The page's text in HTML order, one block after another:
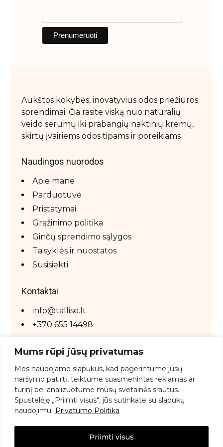
Mums rūpi jūsų privatumas
Mes naudojame slapukus, kad pagerintume jūsų
naršymo patirtį, teiktume suasmenintas reklamas ar
turinį bei analizuotume mūsų svetainės srautus.
Spustelėję „Priimti visus“, jūs sutinkate su slapukų
naudojimu. Privatumo Politika
Priimti visus
Aukštos kokybės, inovatyvius odos priežiūros
sprendimai. Čia rasite viską nuo natūralių
veido serumų iki prabangių naktinių kremų,
skirtų įvairiems odos tipams ir poreikiams
Naudingos nuorodos
Apie mane
Parduotuvė
Pristatymai
Grąžinimo politika
Ginčų sprendimo sąlygos
Taisyklės ir nuostatos
Susisiekti
Kontaktai
info@tallise.lt
+370 655 14498
Website byPurple Moon Designs